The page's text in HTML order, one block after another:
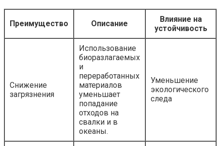
Преимущество Описание
Влияние на
устойчивость
Снижение
загрязнения
Использование
биоразлагаемых
и
переработанных
материалов
уменьшает
попадание
отходов на
свалки и в
океаны.
Уменьшение
экологического
следа